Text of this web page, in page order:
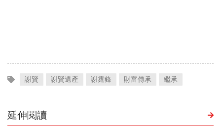
謝賢 謝賢遺產 謝霆鋒 財富傳承 繼承
延伸閱讀